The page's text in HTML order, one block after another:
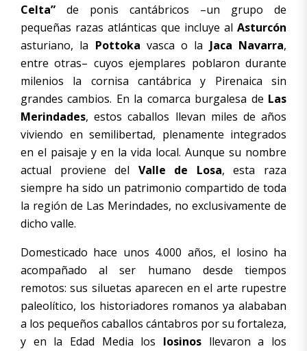
Celta” de ponis cantábricos –un grupo de
pequeñas razas atlánticas que incluye al Asturcón
asturiano, la Pottoka vasca o la Jaca Navarra,
entre otras– cuyos ejemplares poblaron durante
milenios la cornisa cantábrica y Pirenaica sin
grandes cambios. En la comarca burgalesa de Las
Merindades, estos caballos llevan miles de años
viviendo en semilibertad, plenamente integrados
en el paisaje y en la vida local. Aunque su nombre
actual proviene del Valle de Losa, esta raza
siempre ha sido un patrimonio compartido de toda
la región de Las Merindades, no exclusivamente de
dicho valle.
Domesticado hace unos 4.000 años, el losino ha
acompañado al ser humano desde tiempos
remotos: sus siluetas aparecen en el arte rupestre
paleolítico, los historiadores romanos ya alababan
a los pequeños caballos cántabros por su fortaleza,
y en la Edad Media los losinos llevaron a los